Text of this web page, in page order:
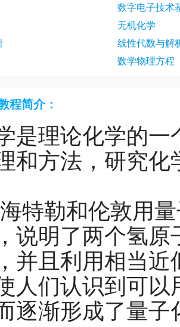
象之间的公式
旋算符的引入 量子力学48
总角动量 量子力学51
近似、泡利不相容原
微扰Ⅱ 量子力学
子基态 量子力学63
跃迁Ⅲ
量子力学70
择定则
量升降算符Ⅱ自旋概论 量子力学73
课－自旋Ⅱ 量子力学76
数字电子技术
无机化学
线性代数与解
数学物理方程
程简介：
是理论化学的
和方法，研究
特勒和伦敦用
说明了两个氢
并且利用相当
人们认识到可
逐渐形成了量